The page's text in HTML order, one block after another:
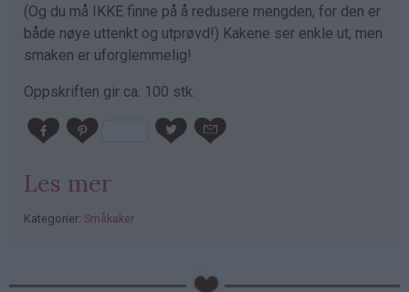
(Og du må IKKE finne på å redusere mengden, for den er
både nøye uttenkt og utprøvd!) Kakene ser enkle ut, men
smaken er uforglemmelig!
Oppskriften gir ca. 100 stk.
Les mer
Kategorier: Småkaker
PubGalaxy